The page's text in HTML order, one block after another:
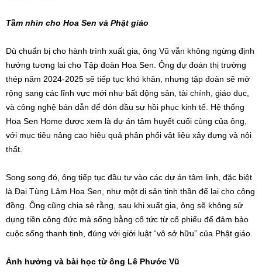
Tầm nhìn cho Hoa Sen và Phật giáo
Dù chuẩn bị cho hành trình xuất gia, ông Vũ vẫn không ngừng định
hướng tương lai cho Tập đoàn Hoa Sen. Ông dự đoán thị trường
thép năm 2024-2025 sẽ tiếp tục khó khăn, nhưng tập đoàn sẽ mở
rộng sang các lĩnh vực mới như bất động sản, tài chính, giáo dục,
và công nghệ bán dẫn để đón đầu sự hồi phục kinh tế. Hệ thống
Hoa Sen Home được xem là dự án tâm huyết cuối cùng của ông,
với mục tiêu nâng cao hiệu quả phân phối vật liệu xây dựng và nội
thất.
Song song đó, ông tiếp tục đầu tư vào các dự án tâm linh, đặc biệt
là Đại Tùng Lâm Hoa Sen, như một di sản tinh thần để lại cho cộng
đồng. Ông cũng chia sẻ rằng, sau khi xuất gia, ông sẽ không sử
dụng tiền công đức mà sống bằng cổ tức từ cổ phiếu để đảm bảo
cuộc sống thanh tịnh, đúng với giới luật “vô sở hữu” của Phật giáo.
Ảnh hưởng và bài học từ ông Lê Phước Vũ